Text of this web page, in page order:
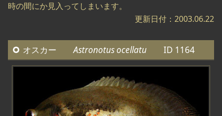
時の間にか見入ってしまいます。
更新日付：2003.06.22
オスカーAstronotus ocellatu ID 1164